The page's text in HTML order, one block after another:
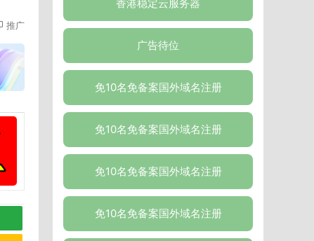
推广
香港稳定云服务器
广告待位
免10名免备案国外域名注册
免10名免备案国外域名注册
免10名免备案国外域名注册
免10名免备案国外域名注册